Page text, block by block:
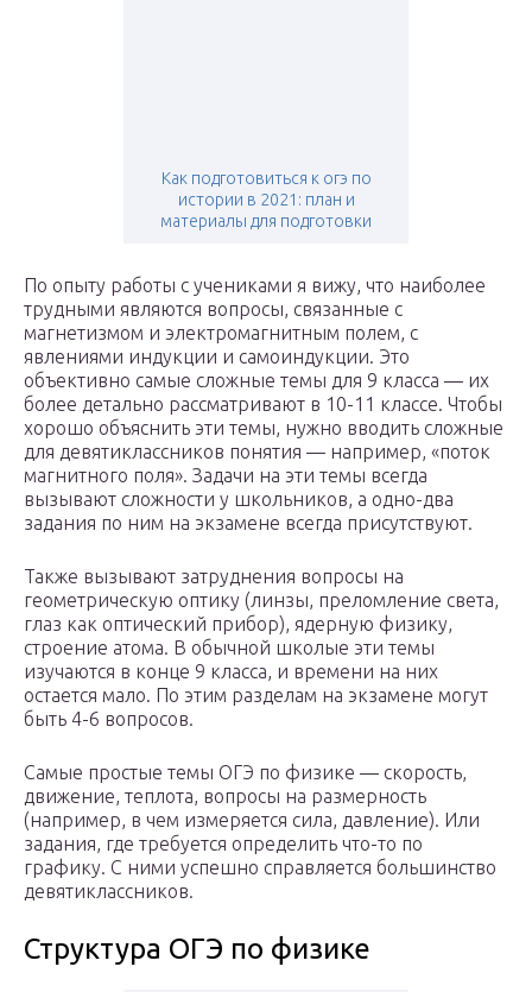
Как подготовиться к огэ по
истории в 2021: план и
материалы для подготовки
По опыту работы с учениками я вижу, что наиболее
трудными являются вопросы, связанные с
магнетизмом и электромагнитным полем, с
явлениями индукции и самоиндукции. Это
объективно самые сложные темы для 9 класса — их
более детально рассматривают в 10-11 классе. Чтобы
хорошо объяснить эти темы, нужно вводить сложные
для девятиклассников понятия — например, «поток
магнитного поля». Задачи на эти темы всегда
вызывают сложности у школьников, а одно-два
задания по ним на экзамене всегда присутствуют.
Также вызывают затруднения вопросы на
геометрическую оптику (линзы, преломление света,
глаз как оптический прибор), ядерную физику,
строение атома. В обычной школые эти темы
изучаются в конце 9 класса, и времени на них
остается мало. По этим разделам на экзамене могут
быть 4-6 вопросов.
Самые простые темы ОГЭ по физике — скорость,
движение, теплота, вопросы на размерность
(например, в чем измеряется сила, давление). Или
задания, где требуется определить что-то по
графику. С ними успешно справляется большинство
девятиклассников.
Структура ОГЭ по физике